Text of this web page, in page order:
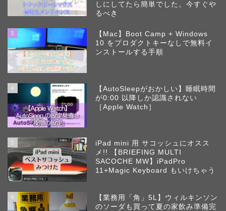
しにしてたら簡単でした。今すぐや
るべき
3
【Mac】Boot Camp + Windows
10 をプロダクトキーなしで無料イ
ンストールする手順
4
【AutoSleepがおかしい】睡眠時間
が0:00 以降しか認識されない
［Apple Watch］
5
iPad mini 用 サコッシュにオスス
メ!! 【BRIEFING MULTI
SACOCHE MW】iPadPro
11+Magic Keyboard もいけちゃう
6
【業務用「角」5L】ウィルキンソン
のソーダも買って夏の家飲み準備完